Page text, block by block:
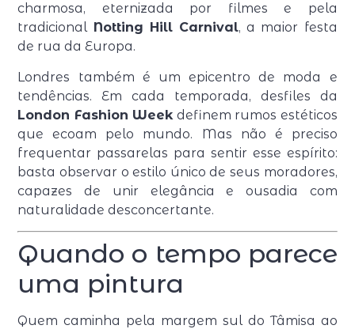
charmosa, eternizada por filmes e pela
tradicional Notting Hill Carnival, a maior festa
de rua da Europa.
Londres também é um epicentro de moda e
tendências. Em cada temporada, desfiles da
London Fashion Week definem rumos estéticos
que ecoam pelo mundo. Mas não é preciso
frequentar passarelas para sentir esse espírito:
basta observar o estilo único de seus moradores,
capazes de unir elegância e ousadia com
naturalidade desconcertante.
Quando o tempo parece
uma pintura
Quem caminha pela margem sul do Tâmisa ao